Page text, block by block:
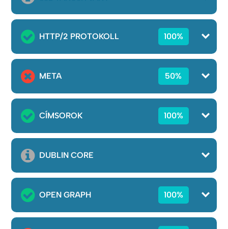
HTTP/2 PROTOKOLL 100%
META 50%
CÍMSOROK 100%
DUBLIN CORE
OPEN GRAPH 100%